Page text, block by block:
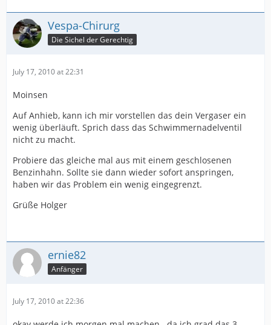
Vespa-Chirurg
Die Sichel der Gerechtig
July 17, 2010 at 22:31
Moinsen
Auf Anhieb, kann ich mir vorstellen das dein Vergaser ein
wenig überläuft. Sprich dass das Schwimmernadelventil
nicht zu macht.
Probiere das gleiche mal aus mit einem geschlosenen
Benzinhahn. Sollte sie dann wieder sofort anspringen,
haben wir das Problem ein wenig eingegrenzt.
Grüße Holger
ernie82
Anfänger
July 17, 2010 at 22:36